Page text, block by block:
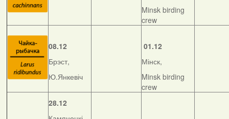
Minsk birding
crew
08.12
Брэст,
Ю.Янкевіч
01.12
Мінск,
Minsk birding
crew
28.12